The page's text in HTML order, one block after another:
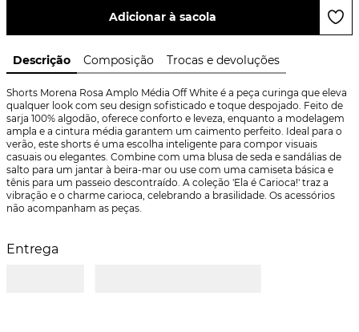
Adicionar à sacola
Descrição Composição Trocas e devoluções
Shorts Morena Rosa Amplo Média Off White é a peça curinga que eleva
qualquer look com seu design sofisticado e toque despojado. Feito de
sarja 100% algodão, oferece conforto e leveza, enquanto a modelagem
ampla e a cintura média garantem um caimento perfeito. Ideal para o
verão, este shorts é uma escolha inteligente para compor visuais
casuais ou elegantes. Combine com uma blusa de seda e sandálias de
salto para um jantar à beira-mar ou use com uma camiseta básica e
tênis para um passeio descontraído. A coleção 'Ela é Carioca!' traz a
vibração e o charme carioca, celebrando a brasilidade. Os acessórios
não acompanham as peças.
Entrega